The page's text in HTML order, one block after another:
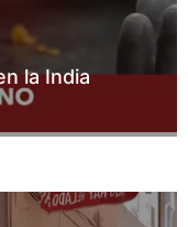
la India